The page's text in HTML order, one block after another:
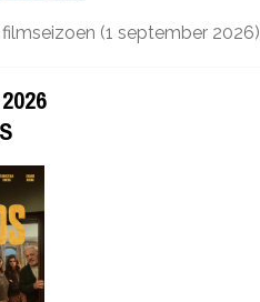
(1 september 2026)